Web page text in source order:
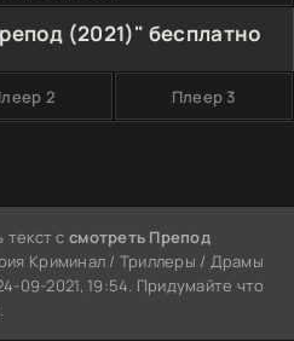
(2021)" бесплатно
2 Плеер 3
текст ссмотреть Препод
Криминал / Триллеры / Драмы
09-2021, 19:54. Придумайте что